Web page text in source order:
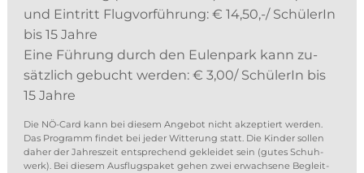
und Ein­tritt Flug­vor­füh­rung: € 14,50,-/ Schü­le­rIn
bis 15 Jah­re
Eine Füh­rung durch den Eu­len­park kann zu­
sätz­lich ge­bucht wer­den: € 3,00/ Schü­le­rIn bis
15 Jahre
Die NÖ-Card kann bei die­sem An­ge­bot nicht ak­zep­tiert wer­den.
Das Pro­gramm fin­det bei je­der Wit­te­rung statt. Die Kin­der sol­len
da­her der Jah­res­zeit ent­spre­chend ge­klei­det sein (gu­tes Schuh­
werk). Bei die­sem Aus­flugs­pa­ket ge­hen zwei er­wach­se­ne Be­gleit­